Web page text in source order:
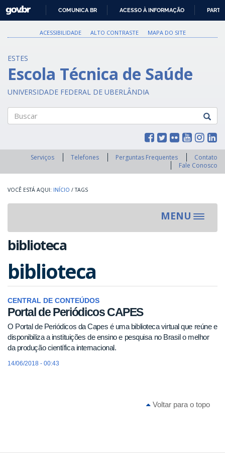
PARA
O
GOVBR
COMUNICA BR ACESSO À INFORMAÇÃO
ACESSIBILIDADE ALTO CONTRASTE MAPA DO SITE
ESTES
Escola Técnica de Saúde
UNIVERSIDADE FEDERAL DE UBERLÂNDIA
Serviços Telefones Perguntas Frequentes
Contato
Fale Conosco
INÍCIO / TAGS
MENU
Toggle
biblioteca
biblioteca
CENTRAL DE CONTEÚDOS
Portal de Periódicos CAPES
O Portal de Periódicos da Capes é uma biblioteca virtual que reúne e
disponibiliza a instituições de ensino e pesquisa no Brasil o melhor
da produção científica internacional.
14/06/2018 - 00:43
Voltar para o topo